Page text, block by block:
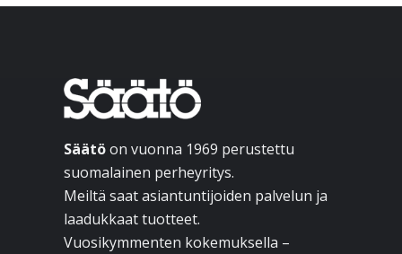
Footer
Säätöon vuonna 1969 perustettu
suomalainen perheyritys.
Meiltä saat asiantuntijoiden palvelun ja
laadukkaat tuotteet.
Vuosikymmenten kokemuksella –